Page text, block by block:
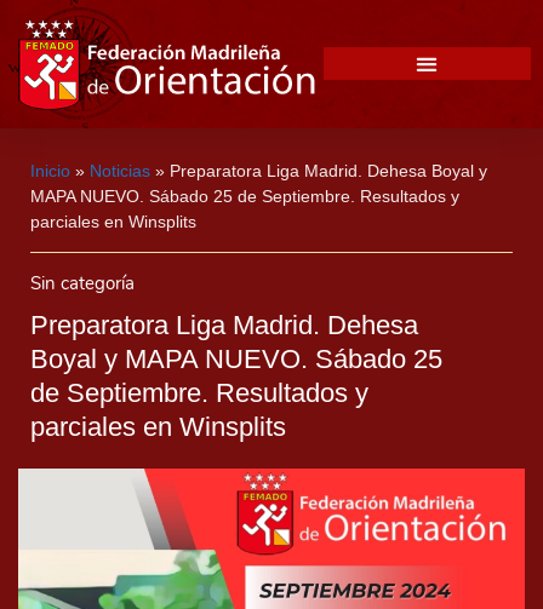
Inicio » Noticias » Preparatora Liga Madrid. Dehesa Boyal y
MAPA NUEVO. Sábado 25 de Septiembre. Resultados y
parciales en Winsplits
Sin categoría
Preparatora Liga Madrid. Dehesa
Boyal y MAPA NUEVO. Sábado 25
de Septiembre. Resultados y
parciales en Winsplits